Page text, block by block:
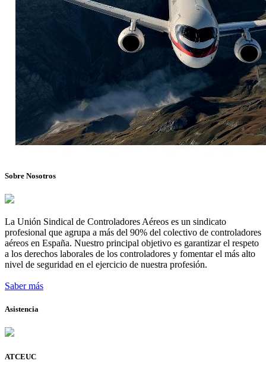
Sobre Nosotros
La Unión Sindical de Controladores Aéreos es un sindicato
profesional que agrupa a más del 90% del colectivo de controladores
aéreos en España. Nuestro principal objetivo es garantizar el respeto
a los derechos laborales de los controladores y fomentar el más alto
nivel de seguridad en el ejercicio de nuestra profesión.
Saber más
Asistencia
ATCEUC